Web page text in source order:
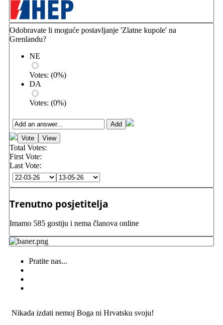
Odobravate li moguće postavljanje 'Zlatne kupole' na
Grenlandu?
NE
Votes: (0%)
DA
Votes: (0%)
Total Votes:
First Vote:
Last Vote:
Trenutno posjetitelja
Imamo 585 gostiju i nema članova online
Pratite nas...
Nikada izdati nemoj Boga ni Hrvatsku svoju!